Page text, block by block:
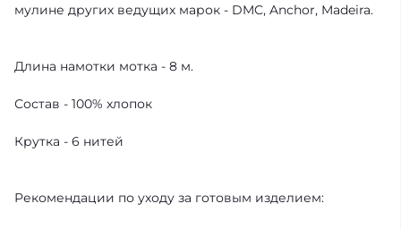
мулине других ведущих марок - DMC, Anchor, Madeira.
Длина намотки мотка - 8 м.
Состав - 100% хлопок
Крутка - 6 нитей
Рекомендации по уходу за готовым изделием: